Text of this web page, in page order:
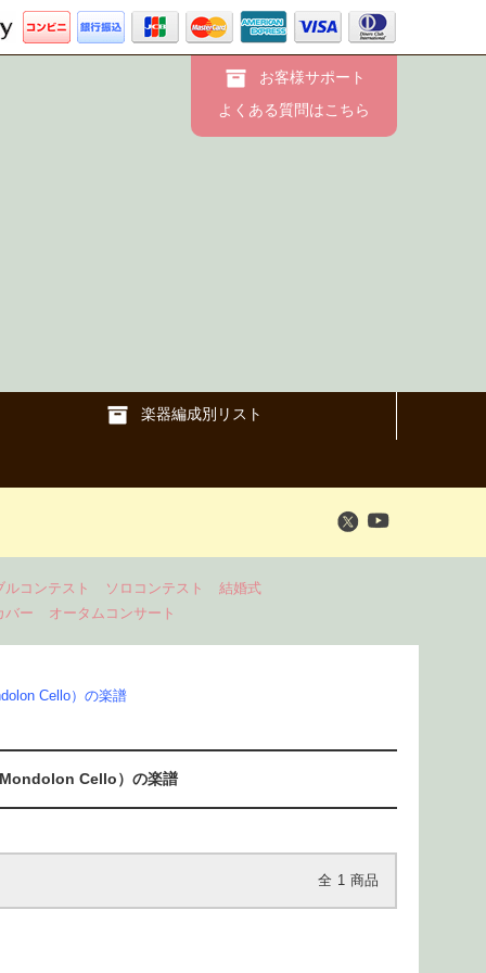
お客様サポート
よくある質問はこちら
楽器編成別リスト
ルコンテスト ソロコンテスト
結婚式
バー
オータムコンサート
Cello）の楽譜
Cello）の楽譜
全 1 商品